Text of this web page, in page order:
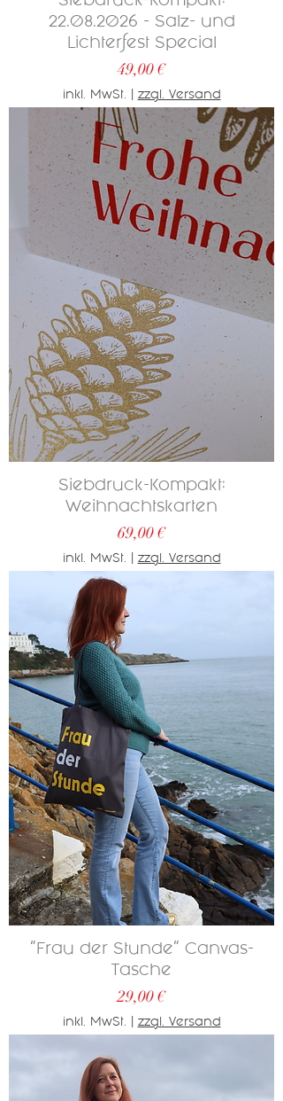
22.08.2026 - Salz- und
Lichterfest Special
Preis
49,00 €
inkl. MwSt. zzgl. Versand
Siebdruck-Kompakt:
Weihnachtskarten
Preis
69,00 €
inkl. MwSt. zzgl. Versand
"Frau der Stunde" Canvas-
Tasche
Preis
29,00 €
inkl. MwSt. zzgl. Versand